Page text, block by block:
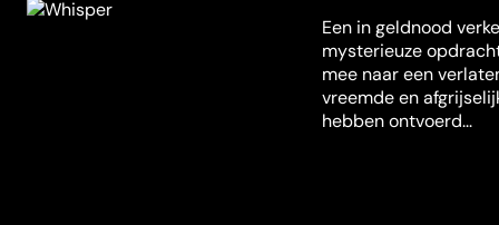
Een in geldnood
mysterieuze
mee naar een
vreemde en
hebben ontvoerd...